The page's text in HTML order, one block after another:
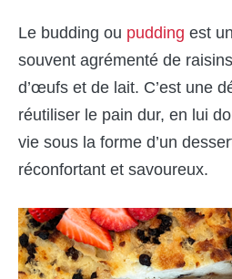
Le budding ou pudding est
souvent agrémenté de
d’œufs et de lait. C’est une
réutiliser le pain dur, en lui
vie sous la forme d’un
réconfortant et savoureux.